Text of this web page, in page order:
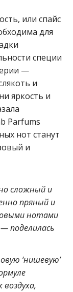
или спайс
для
специи
—
и
яркость и
Parfums
нот станут
и
сложный и
пряный и
нотами
поделилась
‘нишевую’